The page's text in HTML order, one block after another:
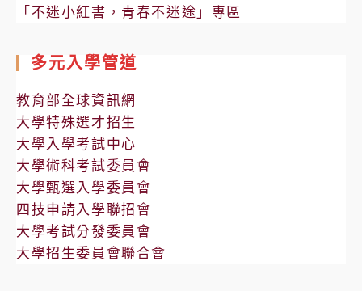
「不迷小紅書，青春不迷途」專區
多元入學管道
教育部全球資訊網
大學特殊選才招生
大學入學考試中心
大學術科考試委員會
大學甄選入學委員會
四技申請入學聯招會
大學考試分發委員會
大學招生委員會聯合會